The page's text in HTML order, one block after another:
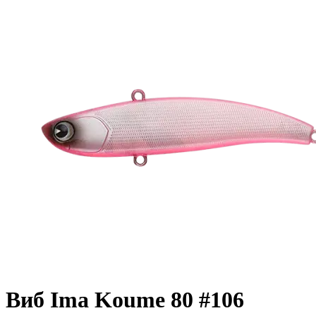
Виб Ima Koume 80 #106